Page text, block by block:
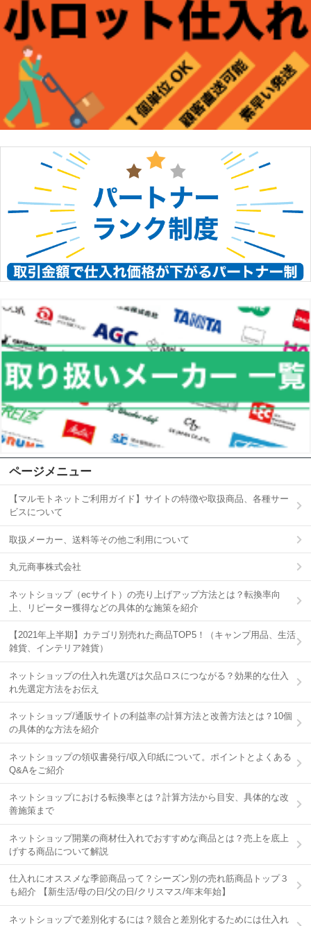
ページメニュー
【マルモトネットご利用ガイド】サイトの特徴や取扱商品、各種サー
ビスについて
取扱メーカー、送料等その他ご利用について
丸元商事株式会社
ネットショップ（ecサイト）の売り上げアップ方法とは？転換率向
上、リピーター獲得などの具体的な施策を紹介
【2021年上半期】カテゴリ別売れた商品TOP5！（キャンプ用品、生活
雑貨、インテリア雑貨）
ネットショップの仕入れ先選びは欠品ロスにつながる？効果的な仕入
れ先選定方法をお伝え
ネットショップ/通販サイトの利益率の計算方法と改善方法とは？10個
の具体的な方法を紹介
ネットショップの領収書発行/収入印紙について。ポイントとよくある
Q&Aをご紹介
ネットショップにおける転換率とは？計算方法から目安、具体的な改
善施策まで
ネットショップ開業の商材仕入れでおすすめな商品とは？売上を底上
げする商品について解説
仕入れにオススメな季節商品って？シーズン別の売れ筋商品トップ３
も紹介 【新生活/母の日/父の日/クリスマス/年末年始】
ネットショップで差別化するには？競合と差別化するためには仕入れ